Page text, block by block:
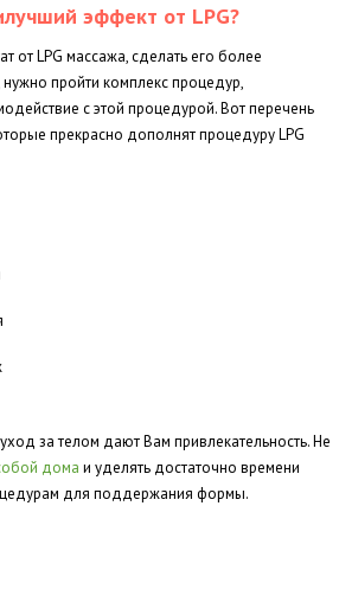
эффект от LPG?
от LPG массажа, сделать его более
пройти комплекс процедур,
с этой процедурой. Вот перечень
прекрасно дополнят процедуру LPG
за телом дают Вам привлекательность. Не
дома и уделять достаточно времени
для поддержания формы.